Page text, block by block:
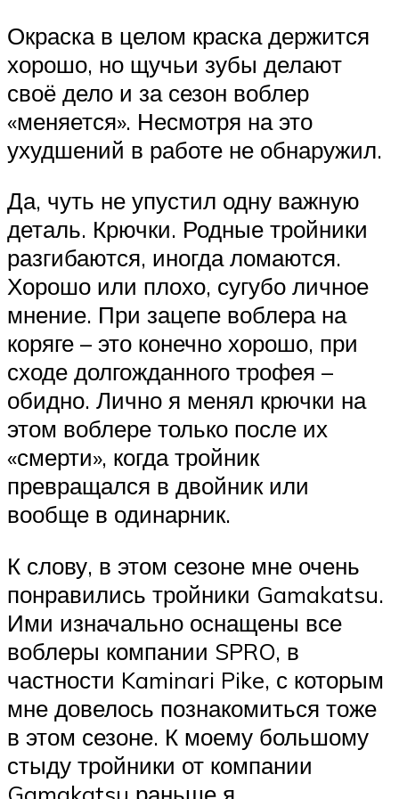
Окраска в целом краска держится
хорошо, но щучьи зубы делают
своё дело и за сезон воблер
«меняется». Несмотря на это
ухудшений в работе не обнаружил.
Да, чуть не упустил одну важную
деталь. Крючки. Родные тройники
разгибаются, иногда ломаются.
Хорошо или плохо, сугубо личное
мнение. При зацепе воблера на
коряге – это конечно хорошо, при
сходе долгожданного трофея –
обидно. Лично я менял крючки на
этом воблере только после их
«смерти», когда тройник
превращался в двойник или
вообще в одинарник.
К слову, в этом сезоне мне очень
понравились тройники Gamakatsu.
Ими изначально оснащены все
воблеры компании SPRO, в
частности Kaminari Pike, с которым
мне довелось познакомиться тоже
в этом сезоне. К моему большому
стыду тройники от компании